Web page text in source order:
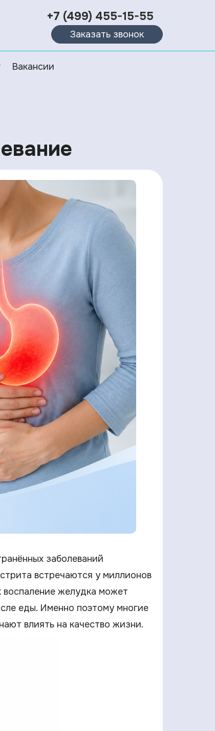
+7 (499) 455-15-55
Заказать звонок
Вакансии
заболеваний
встречаются у миллионов
воспаление желудка может
еды. Именно поэтому многие
влиять на качество жизни.